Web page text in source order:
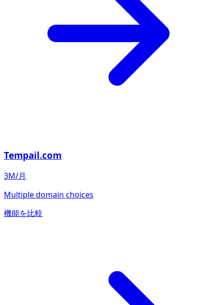
Tempail.com
3M/月
Multiple domain choices
機能を比較